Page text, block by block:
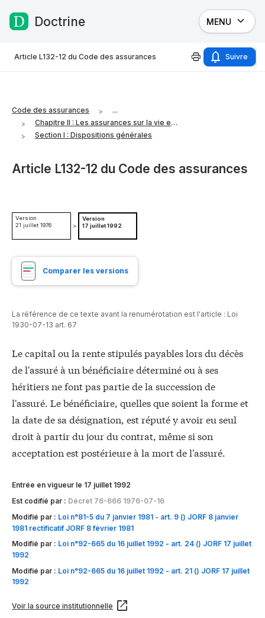
Passer au contenu
Doctrine MENU
Article L132-12 du Code des assurances Suivre
Code des assurances
...
Chapitre II : Les assurances sur la vie et les opérations de capitalisation
Section I : Dispositions générales
Article L132-12 du Code des assurances
Version
21 juillet 1976
>
Version
17 juillet 1992
Comparer les versions
La référence de ce texte avant la renumérotation est l'article : Loi
1930-07-13 art. 67
Le capital ou la rente stipulés payables lors du décès
de l'assuré à un bénéficiaire déterminé ou à ses
héritiers ne font pas partie de la succession de
l'assuré. Le bénéficiaire, quelles que soient la forme et
la date de sa désignation, est réputé y avoir eu seul
droit à partir du jour du contrat, même si son
acceptation est postérieure à la mort de l'assuré.
Entrée en vigueur le 17 juillet 1992
Est codifié par : Décret 76-666 1976-07-16
Modifié par : Loi n°81-5 du 7 janvier 1981 - art. 9 () JORF 8 janvier
1981 rectificatif JORF 8 février 1981
Modifié par : Loi n°92-665 du 16 juillet 1992 - art. 24 () JORF 17 juillet
1992
Modifié par : Loi n°92-665 du 16 juillet 1992 - art. 21 () JORF 17 juillet
1992
Voir la source institutionnelle